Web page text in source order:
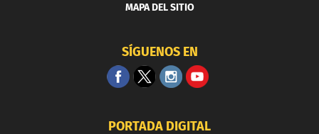
MAPA DEL SITIO
SÍGUENOS EN
PORTADA DIGITAL